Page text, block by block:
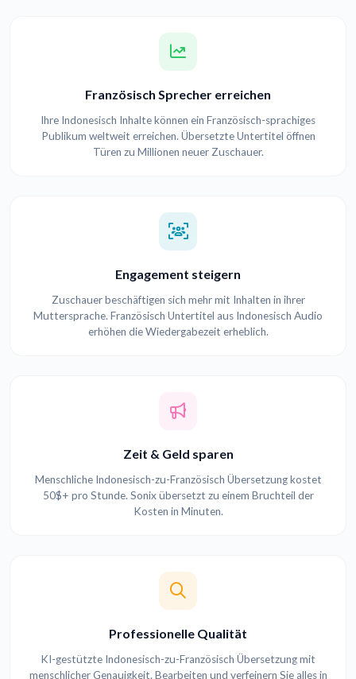
Französisch Sprecher erreichen
Ihre Indonesisch Inhalte können ein Französisch-sprachiges
Publikum weltweit erreichen. Übersetzte Untertitel öffnen
Türen zu Millionen neuer Zuschauer.
Engagement steigern
Zuschauer beschäftigen sich mehr mit Inhalten in ihrer
Muttersprache. Französisch Untertitel aus Indonesisch Audio
erhöhen die Wiedergabezeit erheblich.
Zeit & Geld sparen
Menschliche Indonesisch-zu-Französisch Übersetzung kostet
50$+ pro Stunde. Sonix übersetzt zu einem Bruchteil der
Kosten in Minuten.
Professionelle Qualität
KI-gestützte Indonesisch-zu-Französisch Übersetzung mit
menschlicher Genauigkeit. Bearbeiten und verfeinern Sie alles in